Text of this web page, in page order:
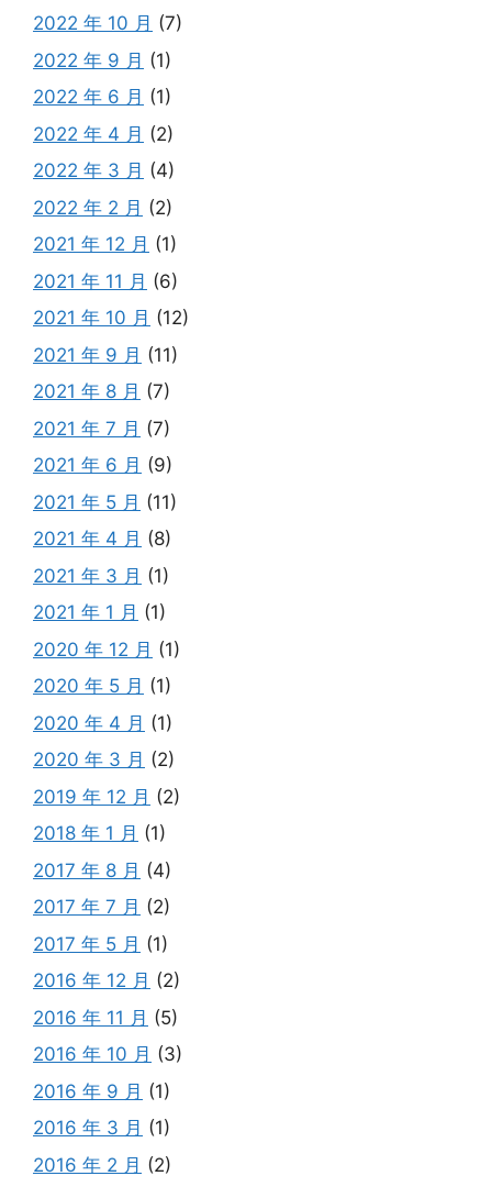
2022 年 10 月 (7)
2022 年 9 月 (1)
2022 年 6 月 (1)
2022 年 4 月 (2)
2022 年 3 月 (4)
2022 年 2 月 (2)
2021 年 12 月 (1)
2021 年 11 月 (6)
2021 年 10 月 (12)
2021 年 9 月 (11)
2021 年 8 月 (7)
2021 年 7 月 (7)
2021 年 6 月 (9)
2021 年 5 月 (11)
2021 年 4 月 (8)
2021 年 3 月 (1)
2021 年 1 月 (1)
2020 年 12 月 (1)
2020 年 5 月 (1)
2020 年 4 月 (1)
2020 年 3 月 (2)
2019 年 12 月 (2)
2018 年 1 月 (1)
2017 年 8 月 (4)
2017 年 7 月 (2)
2017 年 5 月 (1)
2016 年 12 月 (2)
2016 年 11 月 (5)
2016 年 10 月 (3)
2016 年 9 月 (1)
2016 年 3 月 (1)
2016 年 2 月 (2)